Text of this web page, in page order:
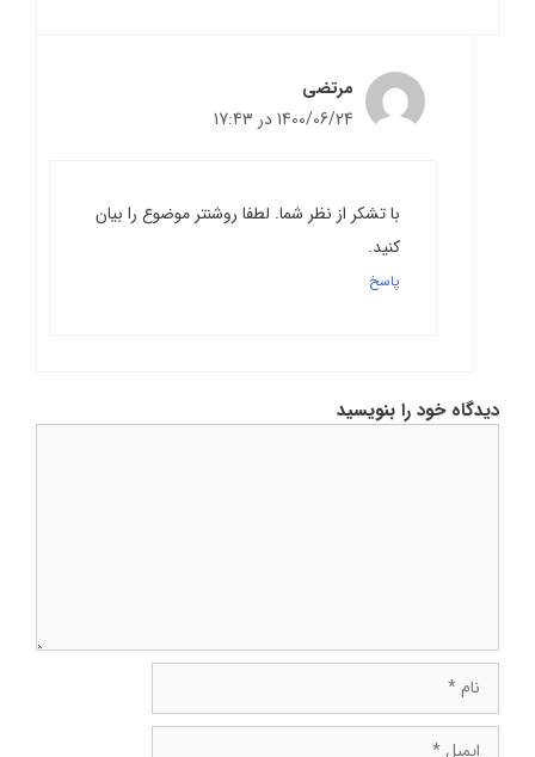
مرتضی
1400/06/24 در 17:43
با تشکر از نظر شما. لطفا روشنتر موضوع را بیان
کنید.
پاسخ
دیدگاه خود را بنویسید
ایمیل